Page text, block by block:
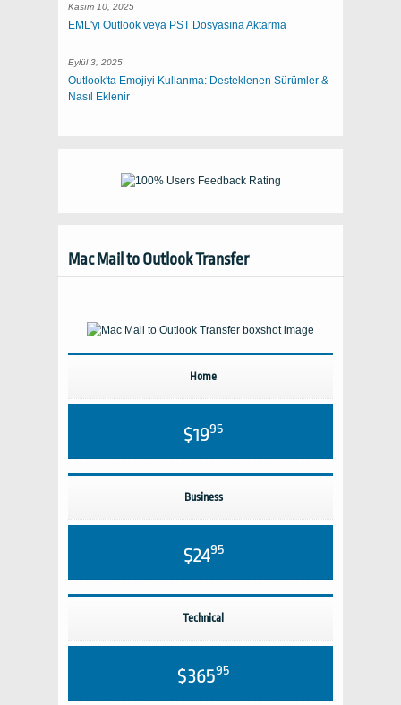
Kasım 10, 2025
EML'yi Outlook veya PST Dosyasına Aktarma
Eylül 3, 2025
Outlook'ta Emojiyi Kullanma: Desteklenen Sürümler &
Nasıl Eklenir
Mac Mail to Outlook Transfer
Home
$1995
Business
$2495
Technical
$36595